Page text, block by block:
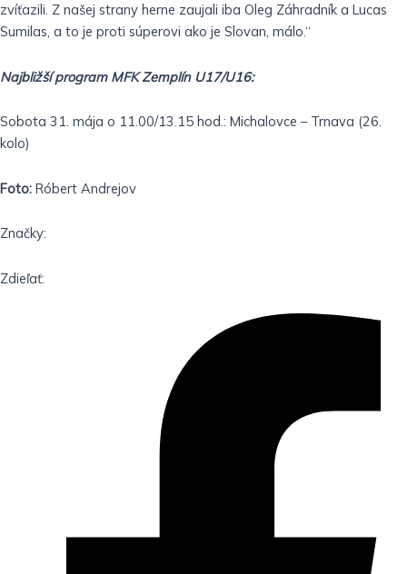
zvíťazili. Z našej strany herne zaujali iba Oleg Záhradník a Lucas
Sumilas, a to je proti súperovi ako je Slovan, málo.“
Najbližší program MFK Zemplín U17/U16:
Sobota 31. mája o 11.00/13.15 hod.: Michalovce – Trnava (26.
kolo)
Foto: Róbert Andrejov
Značky:
Zdieľať: